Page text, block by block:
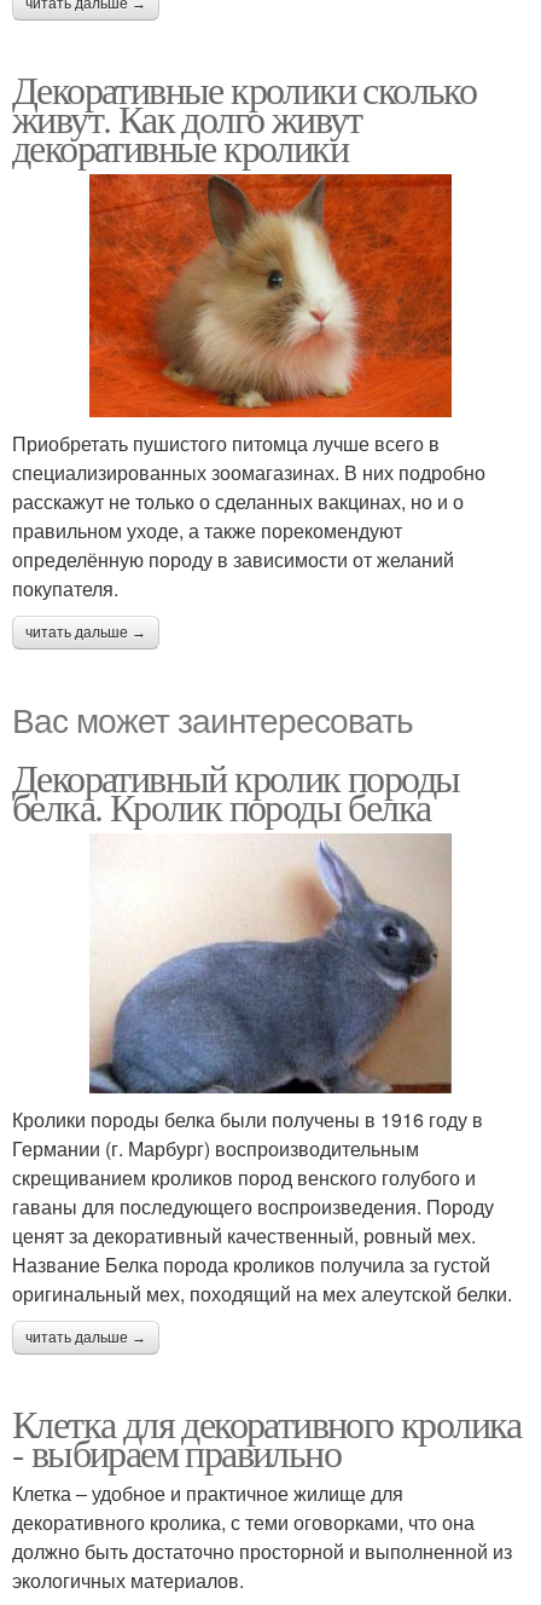
читать дальше →
Декоративные кролики сколько
живут. Как долго живут
декоративные кролики
Приобретать пушистого питомца лучше всего в
специализированных зоомагазинах. В них подробно
расскажут не только о сделанных вакцинах, но и о
правильном уходе, а также порекомендуют
определённую породу в зависимости от желаний
покупателя.
читать дальше →
Вас может заинтересовать
Декоративный кролик породы
белка. Кролик породы белка
Кролики породы белка были получены в 1916 году в
Германии (г. Марбург) воспроизводительным
скрещиванием кроликов пород венского голубого и
гаваны для последующего воспроизведения. Породу
ценят за декоративный качественный, ровный мех.
Название Белка порода кроликов получила за густой
оригинальный мех, походящий на мех алеутской белки.
читать дальше →
Клетка для декоративного кролика
- выбираем правильно
Клетка ‒ удобное и практичное жилище для
декоративного кролика, с теми оговорками, что она
должно быть достаточно просторной и выполненной из
экологичных материалов.